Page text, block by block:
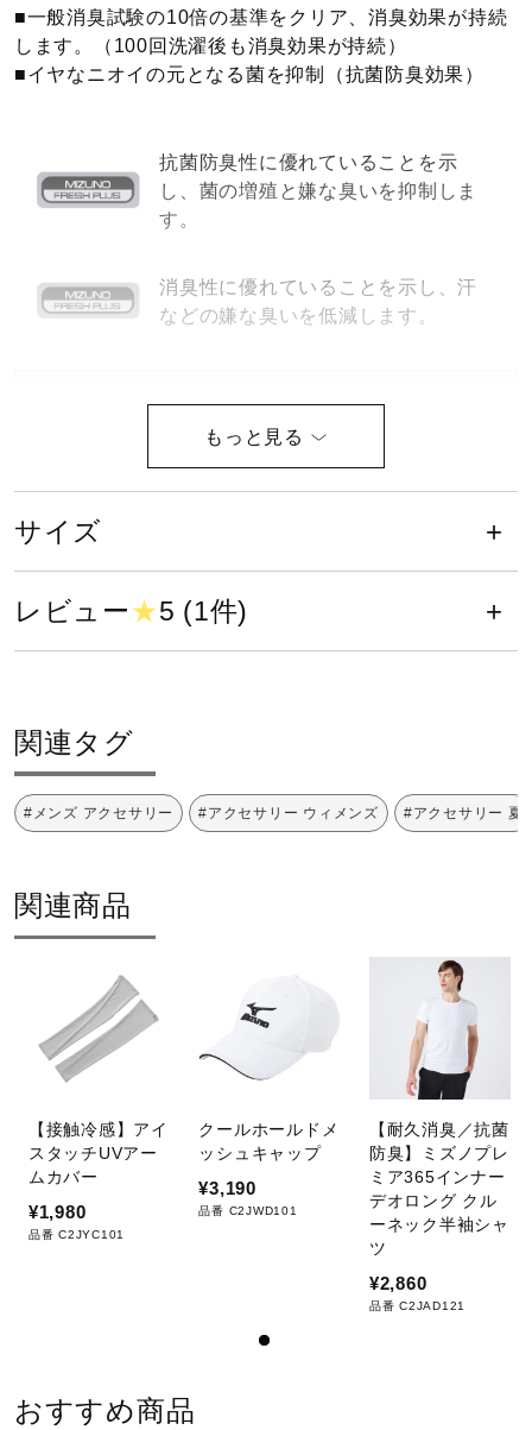
ウォーキングシューズ
インナー
寝具／ミズノスリープ
アウトドア／レイン
サポーター
健康／エクササイズ
メディカル
コラボ／ライセンス
セール
その他
直営店一覧
■一般消臭試験の10倍の基準をクリア、消臭効果が持続
します。（100回洗濯後も消臭効果が持続）
■イヤなニオイの元となる菌を抑制（抗菌防臭効果）
抗菌防臭性に優れていることを示
し、菌の増殖と嫌な臭いを抑制しま
す。
消臭性に優れていることを示し、汗
などの嫌な臭いを低減します。
約34cm×80cm
カラー
14：ディープネイビー
29：サックスブルー
中国製
発売シーズン
2026年春夏
サイズ
レビュー★5 (1件)
関連タグ
#メンズ アクセサリー #アクセサリー ウィメンズ #アクセサリー 夏
関連商品
【接触冷感】アイ
スタッチUVアー
ムカバー
¥1,980
品番 C2JYC101
クールホールドメ
ッシュキャップ
¥3,190
品番 C2JWD101
【耐久消臭／抗菌
防臭】ミズノプレ
ミア365インナー
デオロング クル
ーネック半袖シャ
ツ
¥2,860
品番 C2JAD121
おすすめ商品